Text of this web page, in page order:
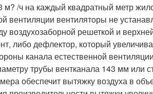
м? /ч на каждый квадратный метр
вентиляции вентиляторы не
воздухозаборной решеткой и
либо дефлектор, который
канала естественной
трубы вентканала 143 мм или
обеспечит вытяжку воздуха в